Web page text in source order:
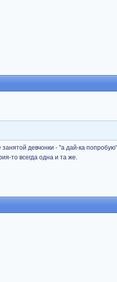
девчонки - "а дай-ка
то всегда одна и та же.